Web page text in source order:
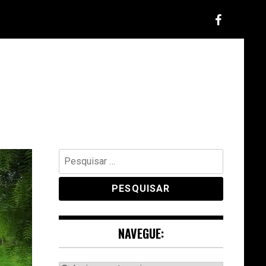
Pesquisar
por:
NAVEGUE: